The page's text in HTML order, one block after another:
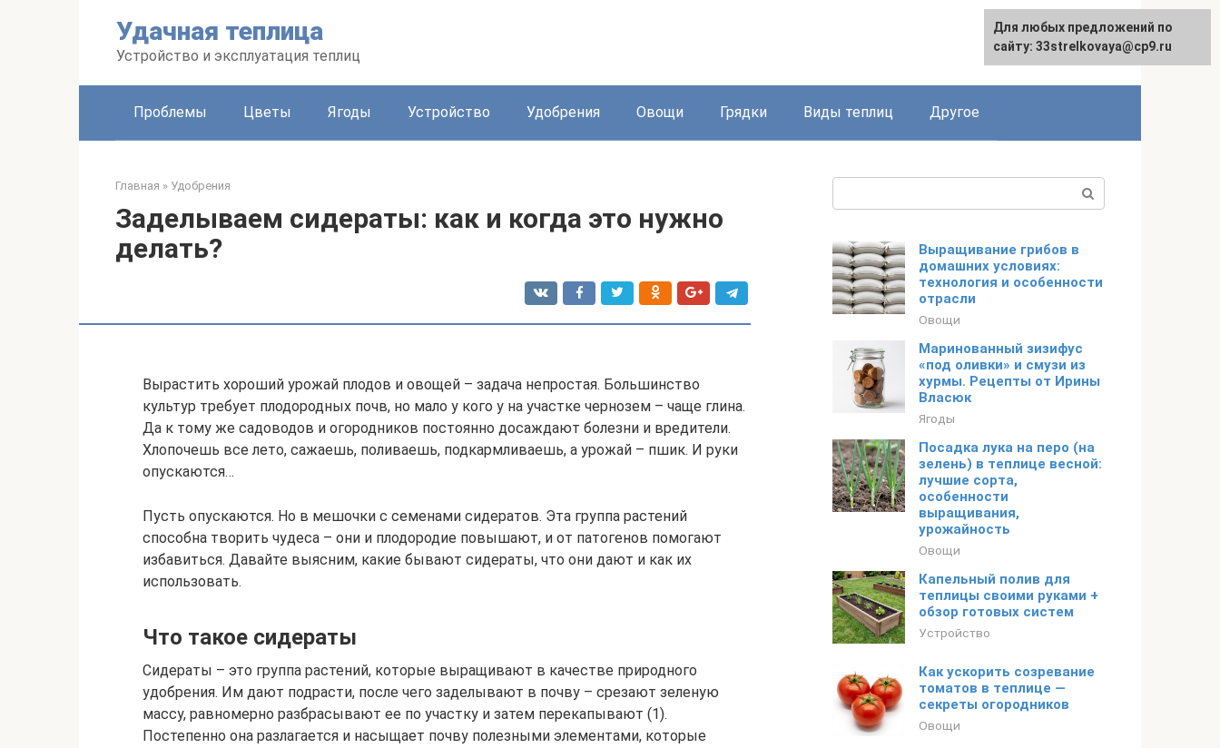
Удачная теплица
Устройство и эксплуатация теплиц
Проблемы Цветы Ягоды Устройство Удобрения Овощи Грядки Виды теплиц Другое
Главная » Удобрения
Заделываем сидераты: как и когда это нужно
делать?
Вырастить хороший урожай плодов и овощей – задача непростая. Большинство
культур требует плодородных почв, но мало у кого у на участке чернозем – чаще глина.
Да к тому же садоводов и огородников постоянно досаждают болезни и вредители.
Хлопочешь все лето, сажаешь, поливаешь, подкармливаешь, а урожай – пшик. И руки
опускаются…
Пусть опускаются. Но в мешочки с семенами сидератов. Эта группа растений
способна творить чудеса – они и плодородие повышают, и от патогенов помогают
избавиться. Давайте выясним, какие бывают сидераты, что они дают и как их
использовать.
Что такое сидераты
Сидераты – это группа растений, которые выращивают в качестве природного
удобрения. Им дают подрасти, после чего заделывают в почву – срезают зеленую
массу, равномерно разбрасывают ее по участку и затем перекапывают (1).
Постепенно она разлагается и насыщает почву полезными элементами, которые
Выращивание грибов в
домашних условиях:
технология и особенности
отрасли
Овощи
Маринованный зизифус
«под оливки» и смузи из
хурмы. Рецепты от Ирины
Власюк
Ягоды
Посадка лука на перо (на
зелень) в теплице весной:
лучшие сорта,
особенности
выращивания,
урожайность
Овощи
Капельный полив для
теплицы своими руками +
обзор готовых систем
Устройство
Как ускорить созревание
томатов в теплице —
секреты огородников
Овощи
Для любых предложений по
сайту: 33strelkovaya@cp9.ru